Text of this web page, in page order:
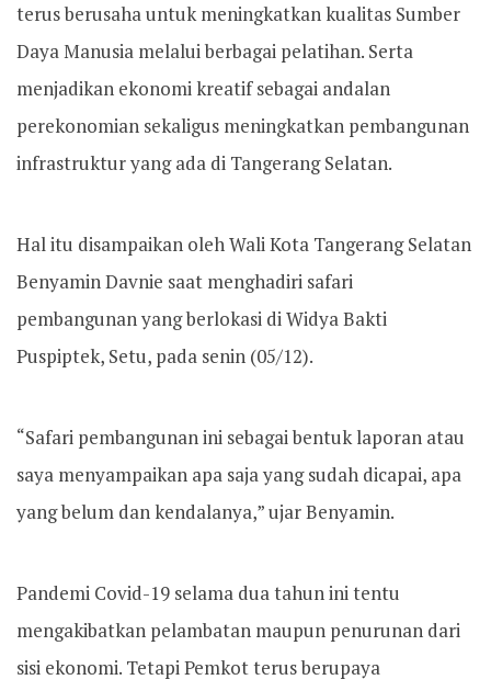
terus berusaha untuk meningkatkan kualitas Sumber
Daya Manusia melalui berbagai pelatihan. Serta
menjadikan ekonomi kreatif sebagai andalan
perekonomian sekaligus meningkatkan pembangunan
infrastruktur yang ada di Tangerang Selatan.
Hal itu disampaikan oleh Wali Kota Tangerang Selatan
Benyamin Davnie saat menghadiri safari
pembangunan yang berlokasi di Widya Bakti
Puspiptek, Setu, pada senin (05/12).
“Safari pembangunan ini sebagai bentuk laporan atau
saya menyampaikan apa saja yang sudah dicapai, apa
yang belum dan kendalanya,” ujar Benyamin.
Pandemi Covid-19 selama dua tahun ini tentu
mengakibatkan pelambatan maupun penurunan dari
sisi ekonomi. Tetapi Pemkot terus berupaya